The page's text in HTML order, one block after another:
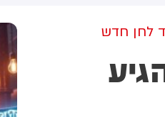
הבוקר בשכונת בקעה
לחן חדש